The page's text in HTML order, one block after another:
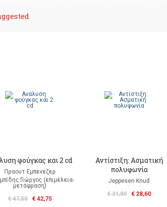
φούγκας και 2 cd
Πραουτ Εμπενεζερ
Γιώργος (επιμέλεια-
μετάφραση)
€ 47,50
€ 42,75
Αντίστιξη: Ασματική
πολυφωνία
Jeppesen Knud
€ 31,80
€ 28,60